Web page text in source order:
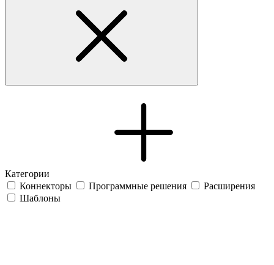
Категории
Коннекторы
Программные решения
Расширения
Шаблоны